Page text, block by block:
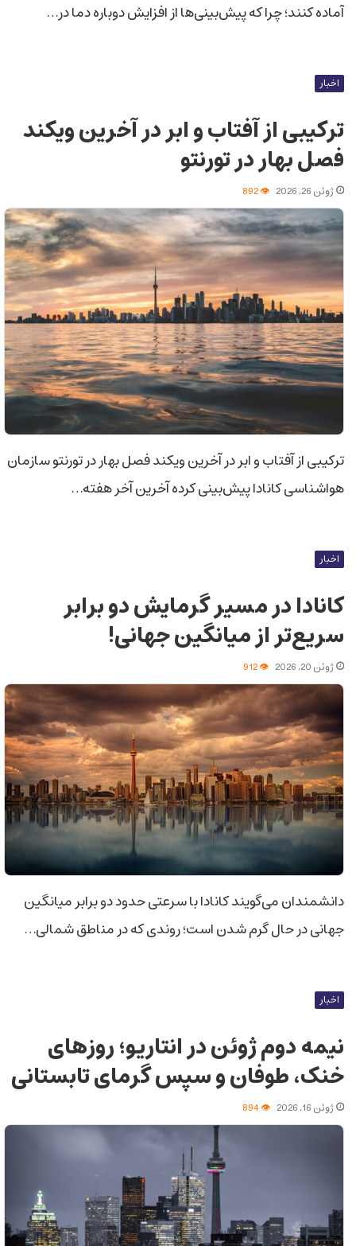
آماده کنند؛ چرا که پیش‌بینی‌ها از افزایش دوباره دما در…
اخبار
ترکیبی از آفتاب و ابر در آخرین ویکند
فصل بهار در تورنتو
ژوئن 26, 2026
ترکیبی از آفتاب و ابر در آخرین ویکند فصل بهار در تورنتو سازمان
هواشناسی کانادا پیش‌بینی کرده آخرین آخر هفته…
اخبار
کانادا در مسیر گرمایش دو برابر
سریع‌تر از میانگین جهانی!
ژوئن 20, 2026
دانشمندان می‌گویند کانادا با سرعتی حدود دو برابر میانگین
جهانی در حال گرم شدن است؛ روندی که در مناطق شمالی…
اخبار
نیمه دوم ژوئن در انتاریو؛ روزهای
خنک، طوفان و سپس گرمای تابستانی
ژوئن 16, 2026